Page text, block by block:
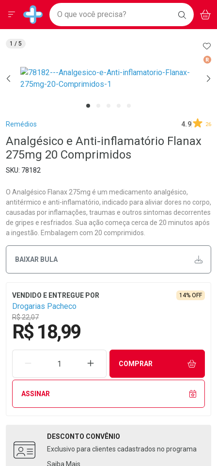
Drogarias Pacheco
Baixe nosso APP e aproveite Ofertas Exclusivas!
BAIXE
O APP
Ir direto para a home
pela página
Ir direto para o conteúdo
Ir direto para a busca
Ir direto para a conta
Ir direto para a notificações
Ir direto para o carrinho
Ir direto para o menu
Faça a sua busca
O que você precisa? BUSCAR
Menu
Breadcrumb
Remédios 4.9 26
Analgésico e Anti-inflamatório Flanax
275mg 20 Comprimidos
78182
O Analgésico Flanax 275mg é um medicamento analgésico,
antitérmico e anti-inflamatório, indicado para aliviar dores no corpo,
causadas por inflamações, traumas e outros sintomas decorrentes
de gripes e resfriados. Sua ação começa cerca de 20 minutos após
a ingestão. Embalagem com 20 comprimidos.
BAIXAR BULA
Drogarias Pacheco
R$ 22,07
14% OFF
R$ 18,99
REMOVER UMA UNIDADEAUMENTAR UMA UNIDADE
COMPRAR
ASSINAR
DESCONTO CONVÊNIO
Exclusivo para clientes cadastrados no programa
Saiba Mais
1 / 5